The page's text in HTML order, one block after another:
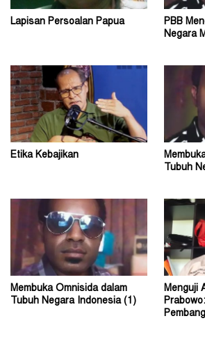
Lapisan Persoalan Papua
PBB
Negara
Etika Kebajikan
Tubuh
Membuka Omnisida dalam
Tubuh Negara Indonesia (1)
Menguji